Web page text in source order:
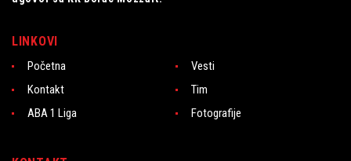
LINKOVI
Početna
Vesti
Kontakt
Tim
ABA 1 Liga
Fotografije